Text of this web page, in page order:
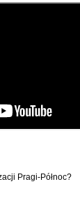
Pragi-Północ?